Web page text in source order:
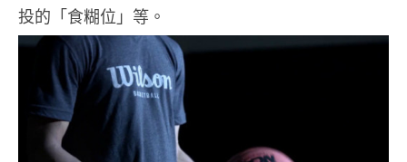
投的「食糊位」等。